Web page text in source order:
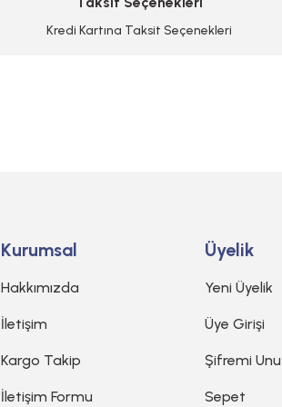
Kredi Kartına Taksit Seçenekleri
Kurumsal
Hakkımızda
İletişim
Kargo Takip
İletişim Formu
Üyelik
Yeni Üyelik
Üye Girişi
Şifremi
Sepet